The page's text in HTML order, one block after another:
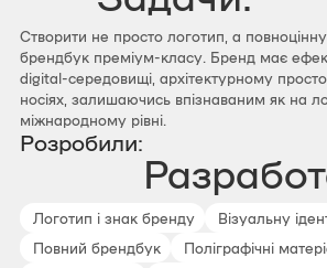
Створити не просто логотип, а
брендбук преміум-класу. Бренд має
digital-середовищі, архітектурному
носіях, залишаючись впізнаваним як на
міжнародному рівні.
Розробили:
Логотип і знак бренду
Візуальну
Повний брендбук
Поліграфічні